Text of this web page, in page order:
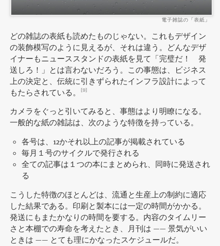
電子雑誌の「表紙」
どの雑誌の表紙も読めたものじゃない。これもデザイン
の装飾模写のように見えるが、それは違う。どんなデザ
イナーもニューススタンドの表紙を見て「完璧だ！ 発
送しろ！」とは言わないだろう。この事態は、ビジネス
上の決定と、伝統に引きずられたインフラ設計によって
もたらされている。
[9]
カメラをぐっと引いてみると、事態はより明瞭になる。
一般的な紙の雑誌は、次のような特徴を持っている。
各号は、12かそれ以上の記事が掲載されている
毎月１号のサイクルで発行される
全ての記事は１つの本にまとめられ、同時に発送され
る
こうした特徴のほとんどは、流通と生産上の制約に適応
した結果である。印刷と製本には一定の時間がかかる。
発送にもまたかなりの時間を要する。内容のタイムリー
さと本棚での寿命を考えたとき、月刊は —— 景気がいい
ときは —— とても理にかなったスケジュールだ。